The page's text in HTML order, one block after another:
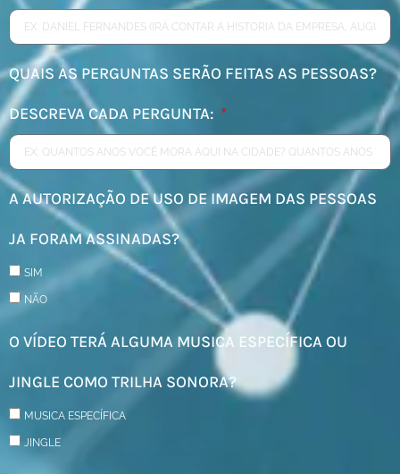
QUAIS AS PERGUNTAS SERÃO FEITAS AS PESSOAS?
DESCREVA CADA PERGUNTA:
A AUTORIZAÇÃO DE USO DE IMAGEM DAS PESSOAS
JA FORAM ASSINADAS?
SIM
NÃO
O VÍDEO TERÁ ALGUMA MUSICA ESPECÍFICA OU
JINGLE COMO TRILHA SONORA?
MUSICA ESPECÍFICA
JINGLE